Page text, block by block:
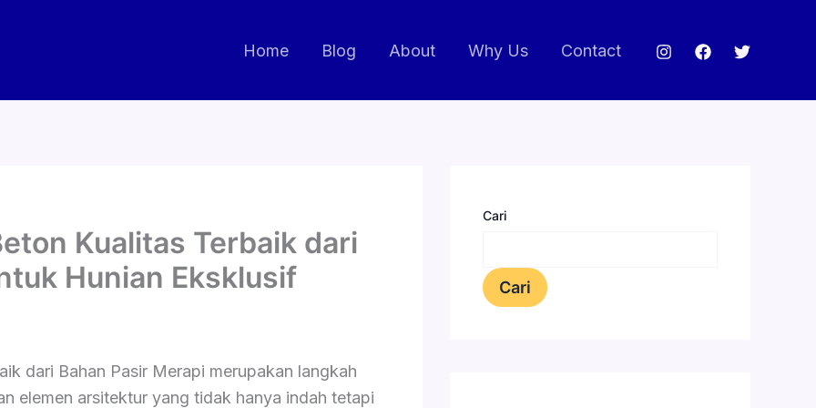
Home Blog About Why Us Contact
Kualitas Terbaik dari
Hunian Eksklusif
dari Bahan Pasir Merapi merupakan langkah
elemen arsitektur yang tidak hanya indah tetapi
Cari
Cari